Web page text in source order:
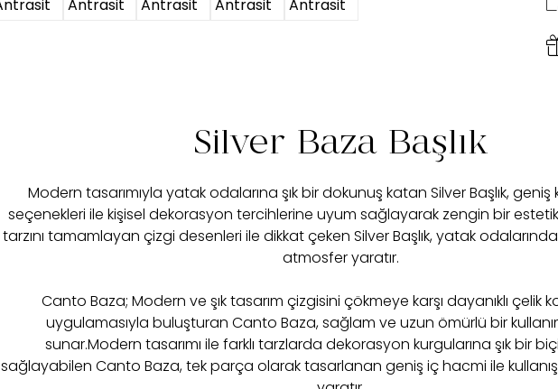
Silver Baza Başlık
Modern tasarımıyla yatak odalarına şık bir dokunuş katan Silver Başlık,
seçenekleri ile kişisel dekorasyon tercihlerine uyum sağlayarak zengin bir estetik
tarzını tamamlayan çizgi desenleri ile dikkat çeken Silver Başlık, yatak
atmosfer yaratır.
Canto Baza; Modern ve şık tasarım çizgisini çökmeye karşı dayanıklı çelik
uygulamasıyla buluşturan Canto Baza, sağlam ve uzun ömürlü bir
sunar.Modern tasarımı ile farklı tarzlarda dekorasyon kurgularına şık bir
sağlayabilen Canto Baza, tek parça olarak tasarlanan geniş iç hacmi ile